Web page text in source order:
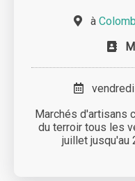
à
Marchés d'artisans
du terroir tous les
juillet jusqu'au